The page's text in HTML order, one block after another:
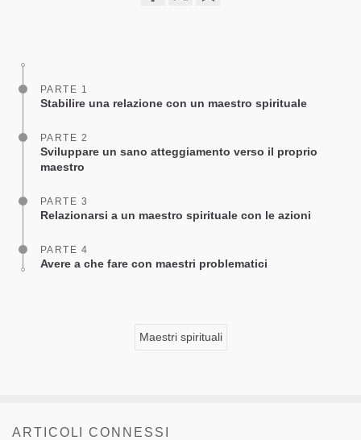
PARTE 1
Stabilire una relazione con un maestro spirituale
PARTE 2
Sviluppare un sano atteggiamento verso il proprio
maestro
PARTE 3
Relazionarsi a un maestro spirituale con le azioni
PARTE 4
Avere a che fare con maestri problematici
Maestri spirituali
ARTICOLI CONNESSI